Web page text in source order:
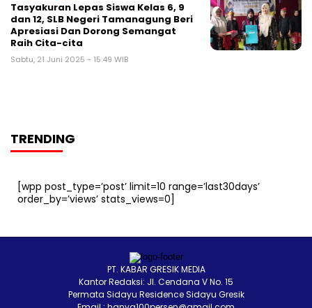
Tasyakuran Lepas Siswa Kelas 6, 9
dan 12, SLB Negeri Tamanagung Beri
Apresiasi Dan Dorong Semangat
Raih Cita-cita
Sabtu, 21 Juni 2025 - 15:49 WIB
TRENDING
[wpp post_type=’post’ limit=10 range=’last30days’
order_by=’views’ stats_views=0]
PT. KABAR GRESIK MEDIA
Kantor Redaksi: Jl. Cendana V No. 15
Permata Sidayu Residence Sidayu Gresik